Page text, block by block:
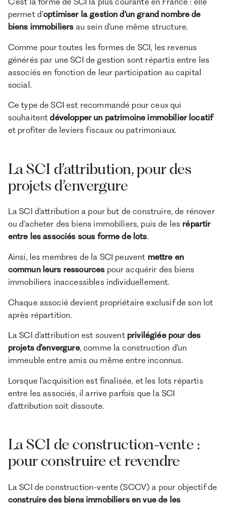
permet d’optimiser la gestion d’un grand nombre de
biens immobiliers au sein d’une même structure.
Comme pour toutes les formes de SCI, les revenus
générés par une SCI de gestion sont répartis entre les
associés en fonction de leur participation au capital
social.
Ce type de SCI est recommandé pour ceux qui
souhaitentdévelopper un patrimoine immobilier locatif
et profiter de leviers fiscaux ou patrimoniaux.
La SCI d’attribution, pour des
projets d’envergure
La SCI d’attribution a pour but de construire, de rénover
ou d’acheter des biens immobiliers, puis de les répartir
entre les associés sous forme de lots.
Ainsi, les membres de la SCI peuvent mettre en
commun leurs ressources pour acquérir des biens
immobiliers inaccessibles individuellement.
Chaque associé devient propriétaire exclusif de son lot
après répartition.
La SCI d’attribution est souvent privilégiée pour des
projets d’envergure, comme la construction d’un
immeuble entre amis ou même entre inconnus.
Lorsque l’acquisition est finalisée, et les lots répartis
entre les associés, il arrive parfois que la SCI
d’attribution soit dissoute.
La SCI de construction-vente :
pour construire et revendre
La SCI de construction-vente (SCCV) a pour objectif de
construire des biens immobiliers en vue de les